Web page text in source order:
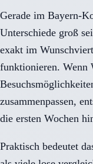
Gerade im Bayern-
Unterschiede groß
exakt im
funktionieren. Wenn
zusammenpassen,
die ersten Wochen
Praktisch bedeutet